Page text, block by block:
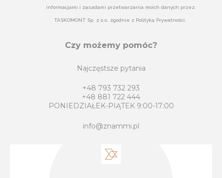
informacjami i zasadami przetwarzania moich danych przez
TASKOMONT Sp. z o.o. zgodnie z Polityką Prywatności.
Czy możemy pomóc?
Najczęstsze pytania
+48 793 732 293
+48 881 722 444
PONIEDZIAŁEK-PIĄTEK 9:00-17:00
info@znammi.pl